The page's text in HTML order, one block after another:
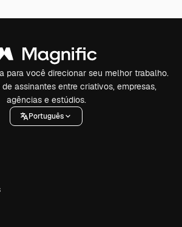
para você direcionar seu melhor trabalho.
de assinantes entre criativos, empresas,
agências e estúdios.
Português